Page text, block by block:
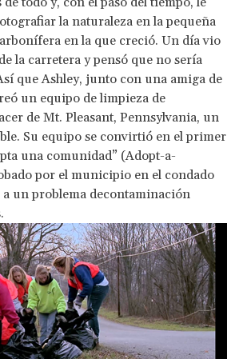
la naturaleza en la pequeña
en la que creció. Un día vio
la carretera y pensó que no sería
que Ashley, junto con una amiga de
un equipo de limpieza de
de Mt. Pleasant, Pennsylvania, un
Su equipo se convirtió en el primer
una comunidad” (Adopt-a-
por el municipio en el condado
un problema decontaminación